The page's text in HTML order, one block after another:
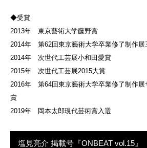
◆受賞
2013年 東京藝術大学藤野賞
2014年 第62回東京藝術大学卒業修了制作展
2014年 次世代工芸展小和田愛賞
2015年 次世代工芸展2015大賞
2016年 第64回東京藝術大学卒業修了制作展
賞
2019年 岡本太郎現代芸術賞入選
塩見亮介 掲載号『ONBEAT vol.15』